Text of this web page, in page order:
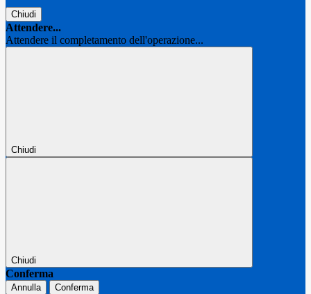
Chiudi
Attendere...
Attendere il completamento dell'operazione...
Chiudi
Chiudi
Conferma
Annulla Conferma